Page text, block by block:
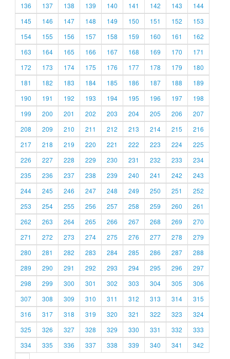
136
137 138 139 140 141 142 143
144
145
146 147 148 149 150 151 152
153
154
155 156 157 158 159 160 161
162
163
164 165 166 167 168 169 170
171
172
173 174 175 176 177 178 179
180
181
182 183 184 185 186 187 188
189
190
191 192 193 194 195 196 197
198
199
200 201 202 203 204 205 206
207
208
209 210 211 212 213 214 215
216
217
218 219 220 221 222 223 224
225
226
227 228 229 230 231 232 233
234
235
236 237 238 239 240 241 242
243
244
245 246 247 248 249 250 251
252
253
254 255 256 257 258 259 260
261
262
263 264 265 266 267 268 269
270
271
272 273 274 275 276 277 278
279
280
281 282 283 284 285 286 287
288
289
290 291 292 293 294 295 296
297
298
299 300 301 302 303 304 305
306
307
308 309 310 311 312 313 314
315
316
317 318 319 320 321 322 323
324
325
326 327 328 329 330 331 332
333
334
335 336 337 338 339 340 341
342